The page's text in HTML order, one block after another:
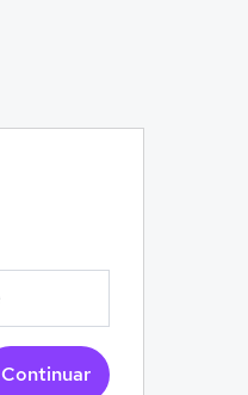
Continuar